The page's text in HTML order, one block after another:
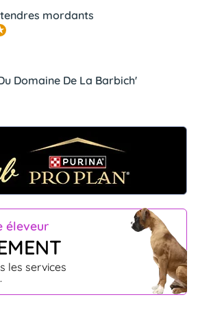
éleveur
les services
mordants
Domaine De La Barbich'